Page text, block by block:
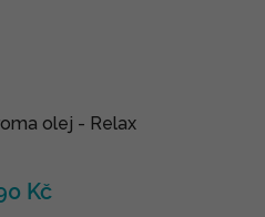
olej - Relax
Kč